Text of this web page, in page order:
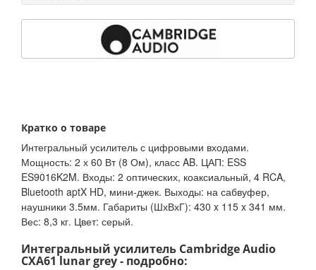
Кратко о товаре
Интегральный усилитель с цифровыми входами.
Мощность: 2 х 60 Вт (8 Ом), класс AB. ЦАП: ESS
ES9016K2M. Входы: 2 оптических, коаксиальный, 4 RCA,
Bluetooth aptX HD, мини-джек. Выходы: на сабвуфер,
наушники 3.5мм. Габариты (ШхВхГ): 430 x 115 x 341 мм.
Вес: 8,3 кг. Цвет: серый.
Интегральный усилитель Cambridge Audio
CXA61 lunar grey - подробно: